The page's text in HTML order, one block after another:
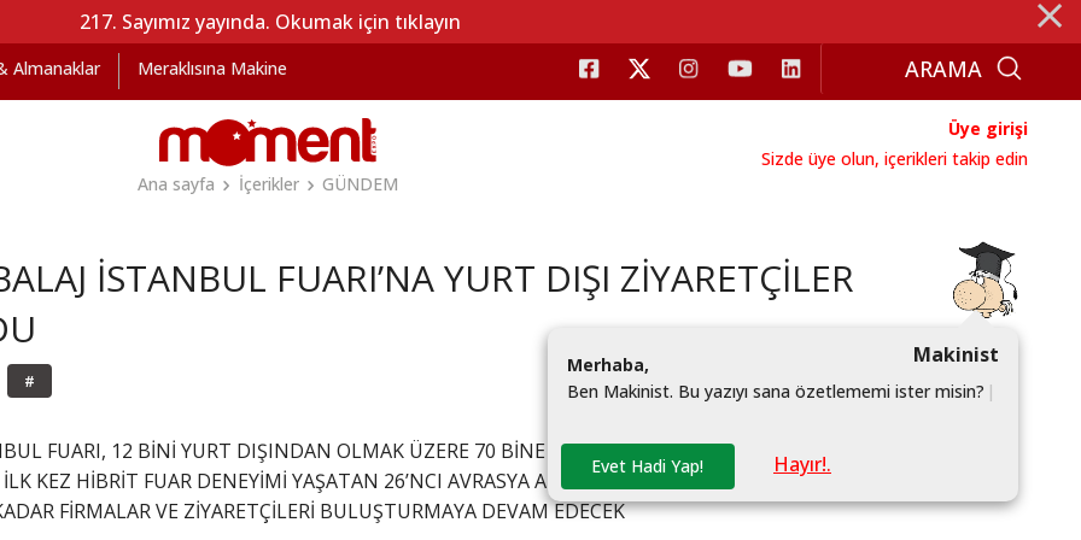
217. Sayımız yayında. Okumak için tıklayın ⨯
Almanaklar Meraklısına Makine
Üye girişi
Sizde üye olun, içerikleri takip edin
Ana sayfa
İçerikler GÜNDEM
İSTANBUL FUARI’NA YURT DIŞI ZİYARETÇİLER
#
Makinist
Merhaba,
Ben Makinist. Bu yazıyı sana özetlememi ister misin? |
Evet Hadi Yap! Hayır!.
FUARI, 12 BİNİ YURT DIŞINDAN OLMAK ÜZERE 70 BİNE YAKIN ZİYARETÇİNİN KATILIMIYLA SONA ERDİ.
KEZ HİBRİT FUAR DENEYİMİ YAŞATAN 26’NCI AVRASYA AMBALAJ İSTANBUL FUARI, “ONLINE NETWORKING
FİRMALAR VE ZİYARETÇİLERİ BULUŞTURMAYA DEVAM EDECEK